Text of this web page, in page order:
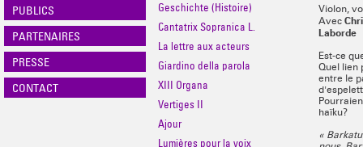
PUBLICS
PARTENAIRES
PRESSE
CONTACT
Geschichte (Histoire)
Cantatrix Sopranica L.
La lettre aux acteurs
Giardino della parola
XIII Organa
Vertiges II
Ajour
Lumières pour la voix
Violon,
Avec
Laborde
Est-ce
Quel lien
entre le
haïku?
«